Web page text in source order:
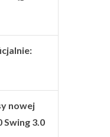
nowej
Swing 3.0